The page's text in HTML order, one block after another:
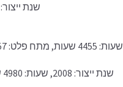
שנת ייצור: 2009
שנת ייצור: 2008, שעות: 4980 שעות